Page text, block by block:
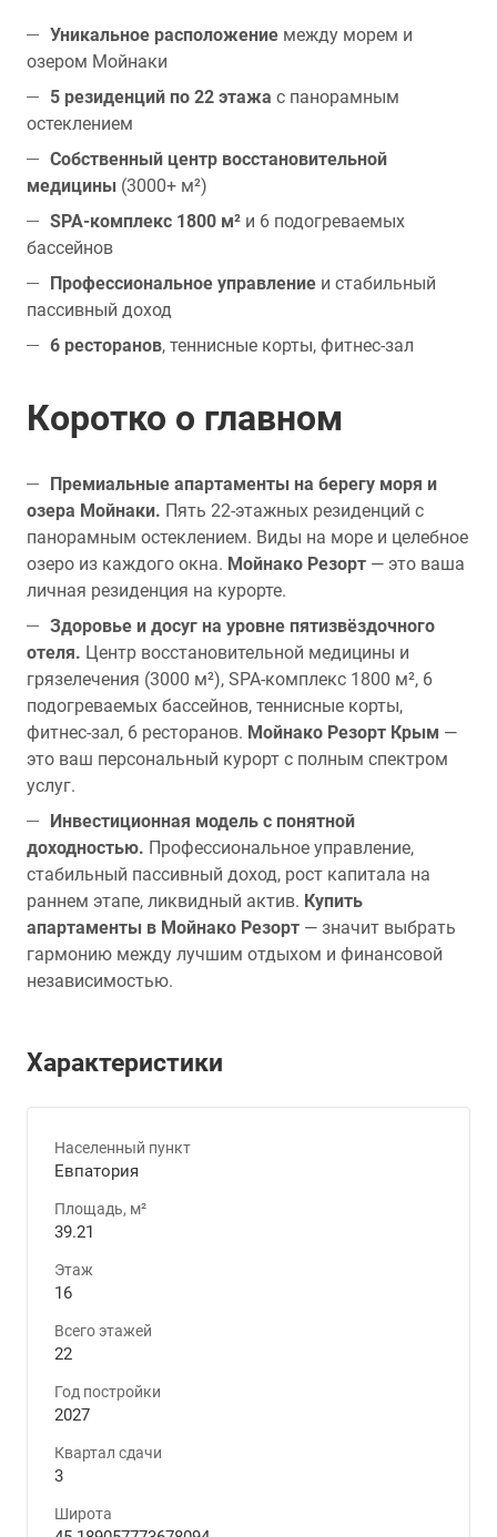
Уникальное расположение между морем и
озером Мойнаки
5 резиденций по 22 этажа с панорамным
остеклением
Собственный центр восстановительной
медицины (3000+ м²)
SPA-комплекс 1800 м² и 6 подогреваемых
бассейнов
Профессиональное управление и стабильный
пассивный доход
6 ресторанов, теннисные корты, фитнес-зал
Коротко о главном
Премиальные апартаменты на берегу моря и
озера Мойнаки. Пять 22-этажных резиденций с
панорамным остеклением. Виды на море и целебное
озеро из каждого окна. Мойнако Резорт — это ваша
личная резиденция на курорте.
Здоровье и досуг на уровне пятизвёздочного
отеля. Центр восстановительной медицины и
грязелечения (3000 м²), SPA-комплекс 1800 м², 6
подогреваемых бассейнов, теннисные корты,
фитнес-зал, 6 ресторанов. Мойнако Резорт Крым —
это ваш персональный курорт с полным спектром
услуг.
Инвестиционная модель с понятной
доходностью. Профессиональное управление,
стабильный пассивный доход, рост капитала на
раннем этапе, ликвидный актив. Купить
апартаменты в Мойнако Резорт — значит выбрать
гармонию между лучшим отдыхом и финансовой
независимостью.
Характеристики
Населенный пункт
Евпатория
Площадь, м²
39.21
Этаж
16
Всего этажей
22
Год постройки
2027
Квартал сдачи
3
Широта